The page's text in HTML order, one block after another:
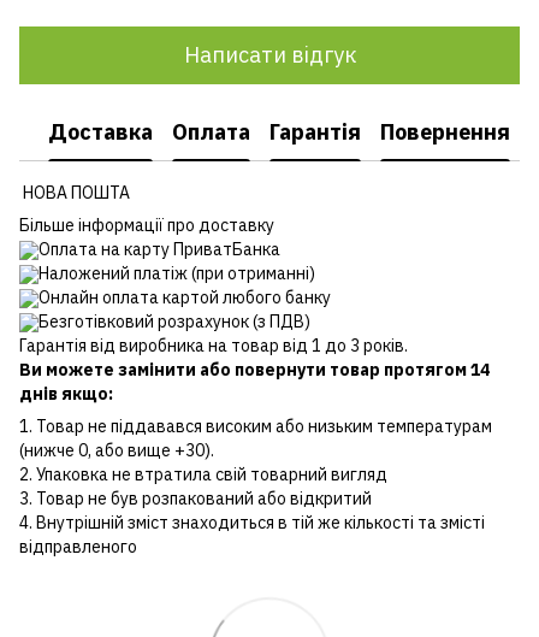
Написати відгук
Доставка Оплата Гарантія Повернення
НОВА ПОШТА
Більше інформації про доставку
Оплата на карту ПриватБанка
Наложений платіж (при отриманні)
Онлайн оплата картой любого банку
Безготівковий розрахунок (з ПДВ)
Гарантія від виробника на товар від 1 до 3 років.
Ви можете замінити або повернути товар протягом 14
днів якщо:
1. Товар не піддавався високим або низьким температурам
(нижче 0, або вище +30).
2. Упаковка не втратила свій товарний вигляд
3. Товар не був розпакований або відкритий
4. Внутрішній зміст знаходиться в тій же кількості та змісті
відправленого